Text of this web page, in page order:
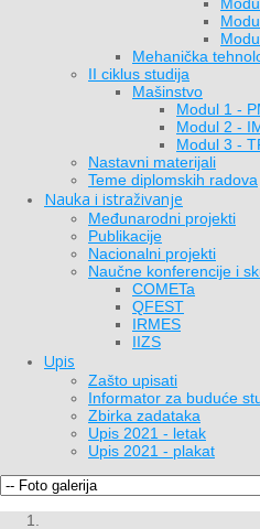
Mehanička
II ciklus studija
Mašinstvo
Modul 1 -
Modul 2 -
Modul 3 -
Nastavni materijali
Teme diplomskih radova
Nauka i istraživanje
Međunarodni projekti
Publikacije
Nacionalni projekti
Naučne konferencije i
COMETa
QFEST
IRMES
IIZS
Upis
Zašto upisati
Informator za buduće
Zbirka zadataka
Upis 2021 - letak
Upis 2021 - plakat